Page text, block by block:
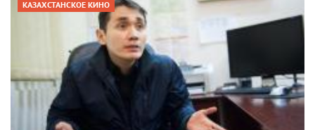
КАЗАХСТАНСКОЕ КИНО